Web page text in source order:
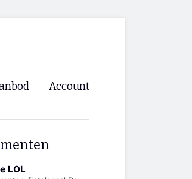
Account
Registreren
LOL